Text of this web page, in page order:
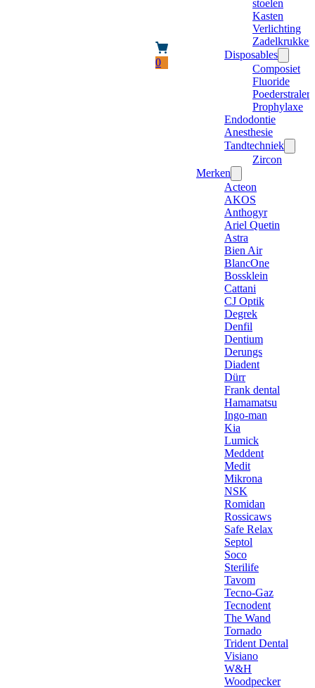
0
stoelen
Kasten
Verlichting
Zadelkrukken
Disposables
Composiet
Fluoride
Poederstraler
Prophylaxe
Endodontie
Anesthesie
Tandtechniek
Zircon
Merken
Acteon
AKOS
Anthogyr
Ariel Quetin
Astra
Bien Air
BlancOne
Bossklein
Cattani
CJ Optik
Degrek
Denfil
Dentium
Derungs
Diadent
Dürr
Frank dental
Hamamatsu
Ingo-man
Kia
Lumick
Meddent
Medit
Mikrona
NSK
Romidan
Rossicaws
Safe Relax
Septol
Soco
Sterilife
Tavom
Tecno-Gaz
Tecnodent
The Wand
Tornado
Trident Dental
Visiano
W&H
Woodpecker